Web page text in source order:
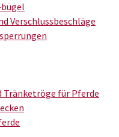
Verschlussbeschläge
Tränketröge für Pferde